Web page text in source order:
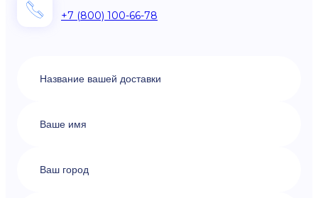
+7 (800) 100-66-78